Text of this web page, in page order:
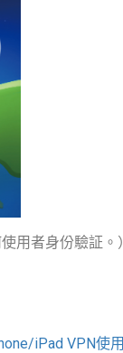
用者身份驗証。）
iPad VPN使